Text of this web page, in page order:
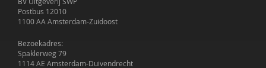
Postbus 12010
1100 AA Amsterdam-Zuidoost
Bezoekadres:
Spaklerweg 79
1114 AE Amsterdam-Duivendrecht